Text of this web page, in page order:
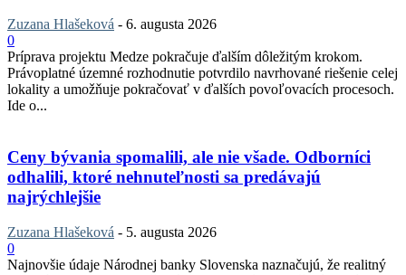
Zuzana Hlašeková - 6. augusta 2026
0
Príprava projektu Medze pokračuje ďalším dôležitým krokom.
Právoplatné územné rozhodnutie potvrdilo navrhované riešenie celej
lokality a umožňuje pokračovať v ďalších povoľovacích procesoch.
Ide o...
Ceny bývania spomalili, ale nie všade. Odborníci
odhalili, ktoré nehnuteľnosti sa predávajú
najrýchlejšie
Zuzana Hlašeková - 5. augusta 2026
0
Najnovšie údaje Národnej banky Slovenska naznačujú, že realitný